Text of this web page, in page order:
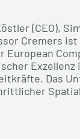
(CEO),
Cremers
European
Das